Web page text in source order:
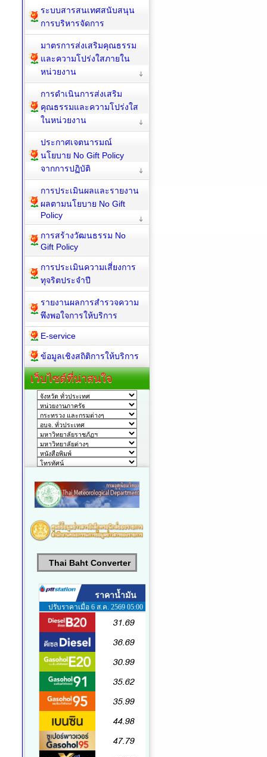
ระบบสารสนเทศสนับสนุน
การบริหารจัดการ
มาตรการส่งเสริมคุณธรรม
และความโปร่งใสภายใน
หน่วยงาน
การดำเนินการส่งเสริม
คุณธรรมและความโปร่งใส
ในหน่วยงาน
ประกาศเจตนารมณ์
นโยบาย No Gift Policy
จากการปฏิบัติ
การประเมินผลและรายงาน
ผลตามนโยบาย No Gift
Policy
การสร้างวัฒนธรรม No
Gift Policy
การประเมินความเสี่ยงการ
ทุจริตประจำปี
รายงานผลการสำรวจความ
พึงพอใจการให้บริการ
E-service
ข้อมูลเชิงสถิติการให้บริการ
เว็บไซต์ที่น่าสนใจ
Thai Baht Converter